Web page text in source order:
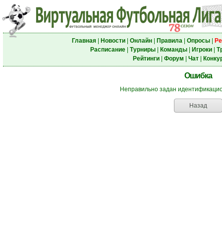
Главная| Новости| Онлайн| Правила| Опросы|
Расписание| Турниры| Команды| Игроки|
Рейтинги| Форум Чат|
Ошибка
Неправильно задан
Назад